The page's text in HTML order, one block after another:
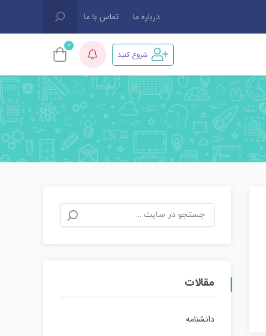
درباره ما تماس با ما
شروع کنید
0
مقالات
دانشنامه